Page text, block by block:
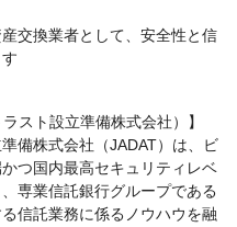
交換業者として、安全性と信
スト設立準備株式会社）】
備株式会社（JADAT）は、ビ
つ国内最高セキュリティレベ
専業信託銀行グループである
信託業務に係るノウハウを融